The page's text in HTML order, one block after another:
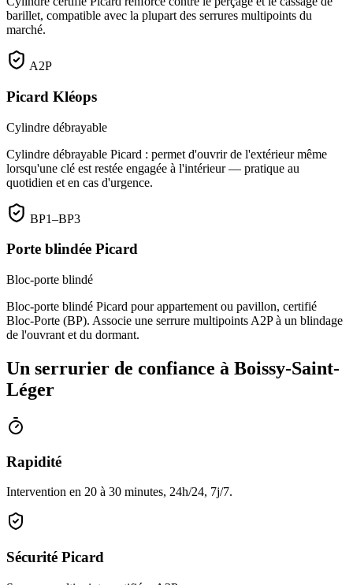
barillet, compatible avec la plupart des serrures multipoints du
marché.
A2P
Picard Kléops
Cylindre débrayable
Cylindre débrayable Picard : permet d'ouvrir de l'extérieur même
lorsqu'une clé est restée engagée à l'intérieur — pratique au
quotidien et en cas d'urgence.
BP1–BP3
Porte blindée Picard
Bloc-porte blindé
Bloc-porte blindé Picard pour appartement ou pavillon, certifié
Bloc-Porte (BP). Associe une serrure multipoints A2P à un blindage
de l'ouvrant et du dormant.
Un serrurier de confiance à Boissy-Saint-
Léger
Rapidité
Intervention en 20 à 30 minutes, 24h/24, 7j/7.
Sécurité Picard